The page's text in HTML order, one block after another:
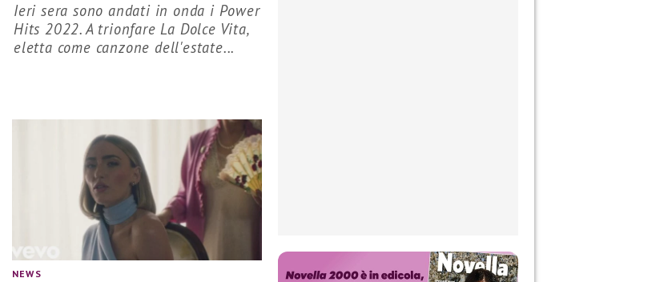
Ieri sera sono andati in onda i Power
Hits 2022. A trionfare La Dolce Vita,
eletta come canzone dell'estate...
NEWS